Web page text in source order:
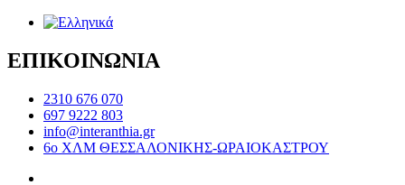
ΕΠΙΚΟΙΝΩΝΙΑ
2310 676 070
697 9222 803
info@interanthia.gr
6ο ΧΛΜ ΘΕΣΣΑΛΟΝΙΚΗΣ-ΩΡΑΙΟΚΑΣΤΡΟΥ